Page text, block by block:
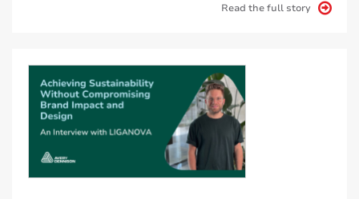
Read the full story